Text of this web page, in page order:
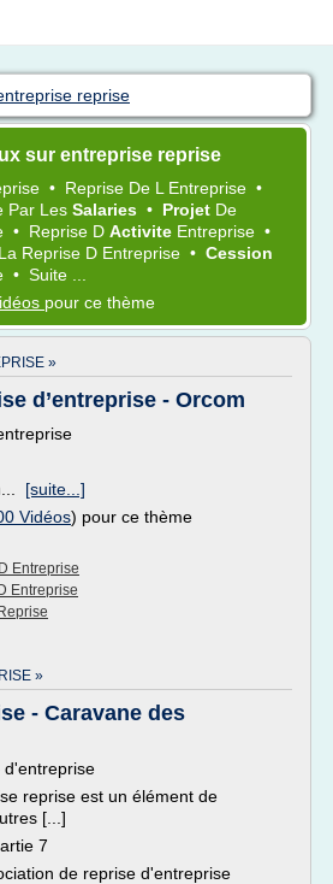
reprise
sur entreprise reprise
• Reprise De L Entreprise •
Par Les Salaries • Projet De
• Reprise D Activite Entreprise •
Reprise D Entreprise • Cession
• Suite ...
pour ce thème
»
d’entreprise - Orcom
[suite...]
Vidéos) pour ce thème
Entreprise
Entreprise
»
- Caravane des
d'entreprise
reprise est un élément de
[...]
7
de reprise d'entreprise